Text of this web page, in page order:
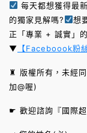
每天都想獲得最
的獨家見解嗎?
想
正「專業 + 誠實」
▼ 【Faceboook粉
♜ 版權所有，未經
加@喔)
☛ 歡迎諮詢『國際